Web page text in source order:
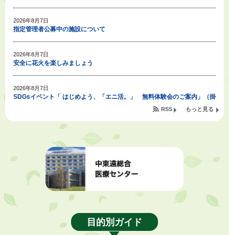
2026年8月7日
指定管理者公募中の施設について
2026年8月7日
安全に花火を楽しみましょう
2026年8月7日
SDGsイベント「 はじめよう、「エニ活。」 無料体験会のご案内」（掛
2026年8月6日
熱中症対策「クーリングシェルター」の設置について
2026年8月6日
就職・転職相談会のご案内
もっと見る
RSS
目的別ガイド